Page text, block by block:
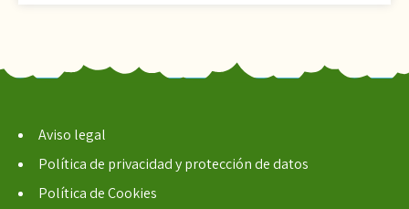
Aviso legal
Política de privacidad y protección de datos
Política de Cookies